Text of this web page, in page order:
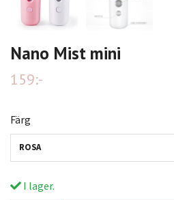
Nano Mist mini
159:-
Färg
ROSA
I lager.